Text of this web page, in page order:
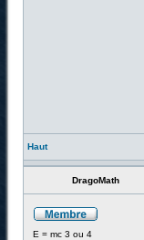
Haut
DragoMath
E = mc 3 ou 4